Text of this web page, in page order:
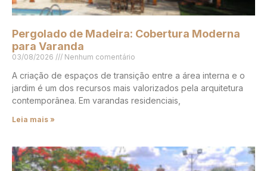
Pergolado de Madeira: Cobertura Moderna
para Varanda
03/08/2026 Nenhum comentário
A criação de espaços de transição entre a área interna e o
jardim é um dos recursos mais valorizados pela arquitetura
contemporânea. Em varandas residenciais,
Leia mais »